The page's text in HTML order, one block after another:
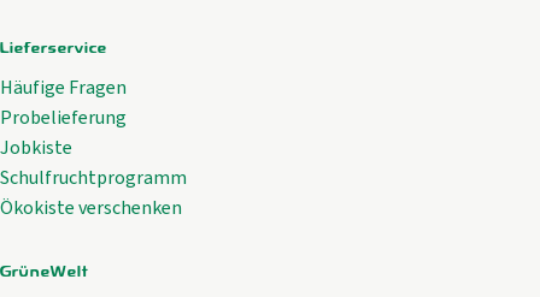
Lieferservice
Häufige Fragen
Probelieferung
Jobkiste
Schulfruchtprogramm
Ökokiste verschenken
GrüneWelt